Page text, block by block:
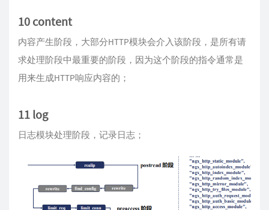
10 content
内容产生阶段，大部分HTTP模块会介入该阶段，是所有请
求处理阶段中最重要的阶段，因为这个阶段的指令通常是
用来生成HTTP响应内容的；
11 log
日志模块处理阶段，记录日志；